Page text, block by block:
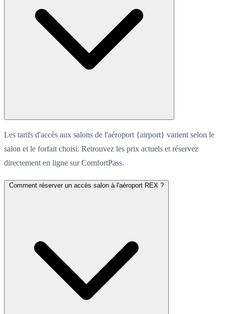
Les tarifs d'accès aux salons de l'aéroport {airport} varient selon le
salon et le forfait choisi. Retrouvez les prix actuels et réservez
directement en ligne sur ComfortPass.
Comment réserver un accès salon à l'aéroport REX ?